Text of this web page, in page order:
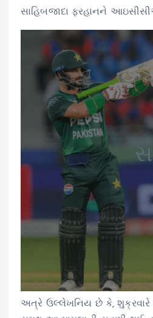
સાહિબજાદા ફરહાનને
અત્રે ઉલ્લેખનિય છે કે, શુક્રવારે